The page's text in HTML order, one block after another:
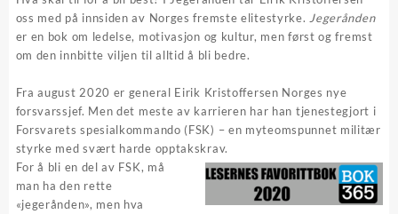
kr 379,00.kr 227,40.
oss med på innsiden av Norges fremste elitestyrke.Jegerånden
er en bok om ledelse, motivasjon og kultur, men først og fremst
om den innbitte viljen til alltid å bli bedre.
Fra august 2020 er general Eirik Kristoffersen Norges nye
forsvarssjef. Men det meste av karrieren har han tjenestegjort i
Forsvarets spesialkommando (FSK) – en myteomspunnet militær
styrke med svært harde opptakskrav.
For å bli en del av FSK, må
man ha den rette
«jegerånden», men hva